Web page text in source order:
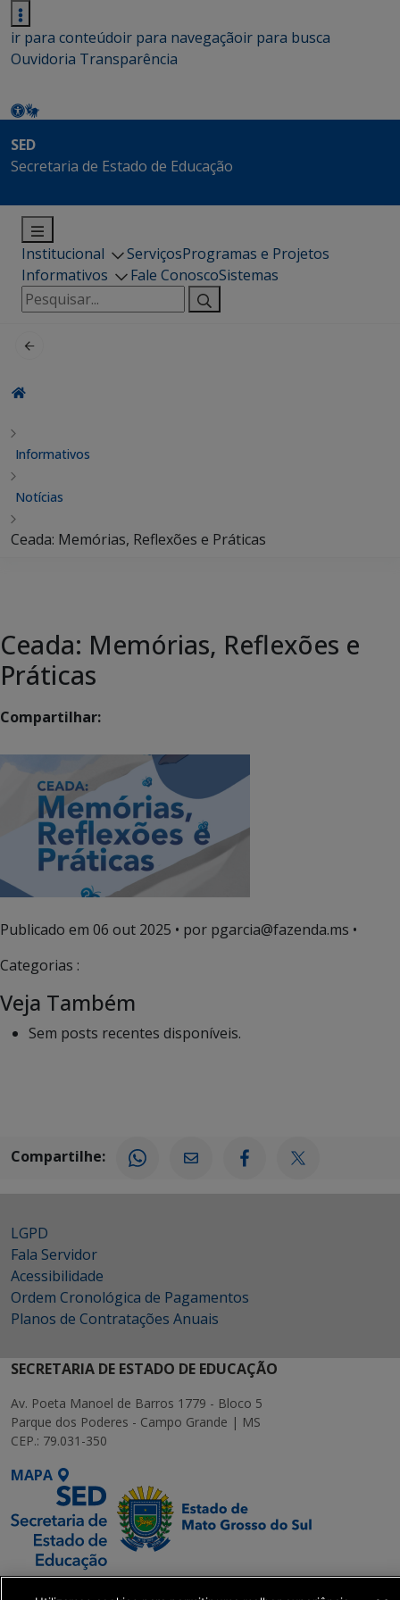
ir para conteúdoir para navegaçãoir para busca
Ouvidoria Transparência
SED
Secretaria de Estado de Educação
Institucional ServiçosProgramas e Projetos
Informativos
Fale ConoscoSistemas
Pesquisar
por:
Informativos
Notícias
Ceada: Memórias, Reflexões e Práticas
Ceada: Memórias, Reflexões e
Práticas
Compartilhar:
Publicado em 06 out 2025 • por pgarcia@fazenda.ms •
Categorias :
Veja Também
Sem posts recentes disponíveis.
Compartilhe:
LGPD
Fala Servidor
Acessibilidade
Ordem Cronológica de Pagamentos
Planos de Contratações Anuais
SECRETARIA DE ESTADO DE EDUCAÇÃO
Av. Poeta Manoel de Barros 1779 - Bloco 5
Parque dos Poderes - Campo Grande | MS
CEP.: 79.031-350
MAPA